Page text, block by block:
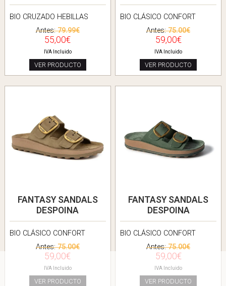
BIO CRUZADO HEBILLAS
Antes:79.99€
55,00€
IVA Incluido
VER PRODUCTO
BIO CLÁSICO CONFORT
Antes:75.00€
59,00€
IVA Incluido
VER PRODUCTO
FANTASY SANDALS
DESPOINA
BIO CLÁSICO CONFORT
Antes:75.00€
59,00€
IVA Incluido
VER PRODUCTO
FANTASY SANDALS
DESPOINA
BIO CLÁSICO CONFORT
Antes:75.00€
59,00€
IVA Incluido
VER PRODUCTO